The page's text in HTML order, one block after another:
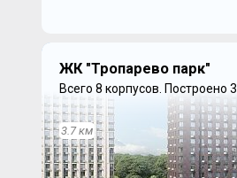
ЖК "Тропарево парк"
Всего 8 корпусов. Построено 3.
3.7 км